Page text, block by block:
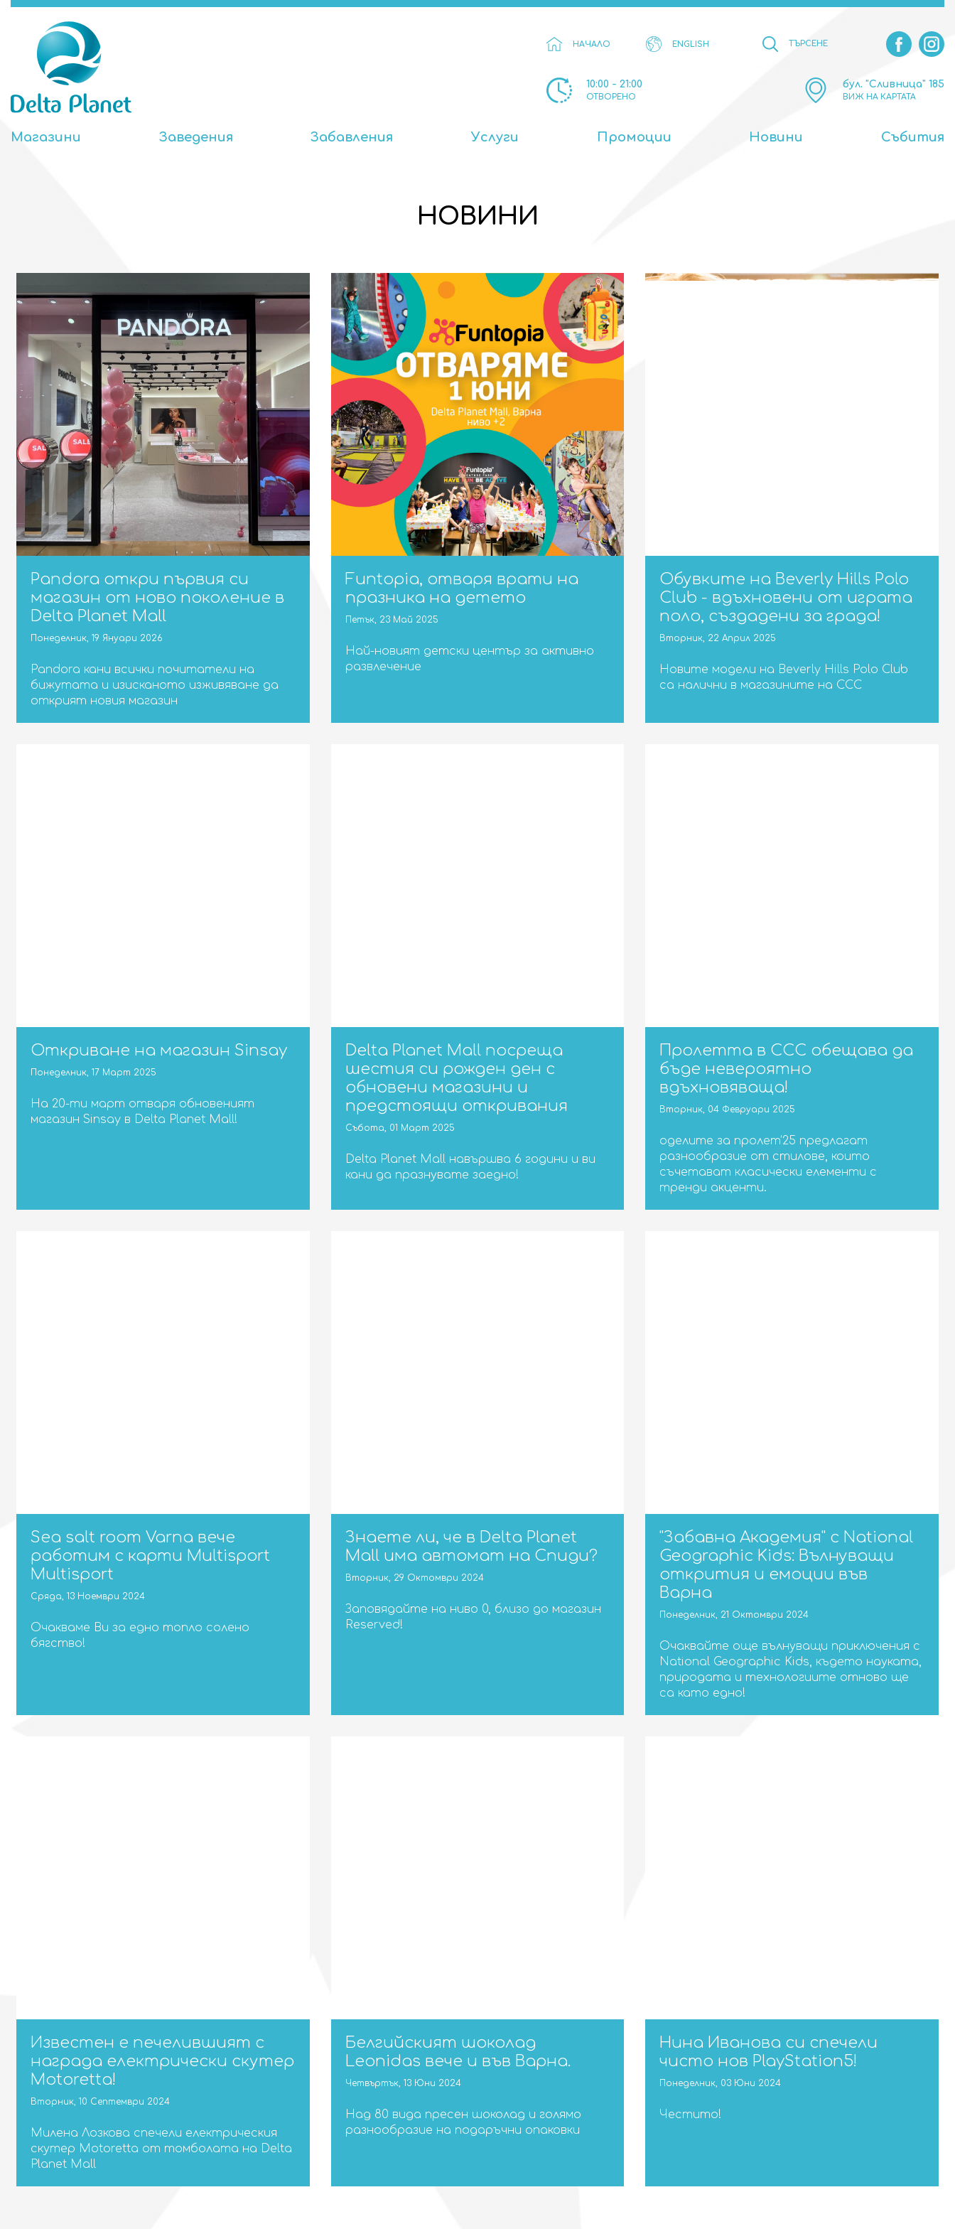
НАЧАЛО ENGLISH ТЪРСЕНЕ
10:00 - 21:00
ОТВОРЕНО
бул. "Сливница" 185
ВИЖ НА КАРТАТА
Магазини Заведения Забавления Услуги Промоции Новини Събития
НОВИНИ
Pandora откри първия си
магазин от ново поколение в
Delta Planet Mall
Понеделник, 19 Януари 2026
Pandora кани всички почитатели на
бижутата и изисканото изживяване да
открият новия магазин
Funtopia, отваря врати на
празника на детето
Петък, 23 Май 2025
Най-новият детски център за активно
развлечение
Обувките на Beverly Hills Polo
Club - вдъхновени от играта
поло, създадени за града!
Вторник, 22 Април 2025
Новите модели на Beverly Hills Polo Club
са налични в магазините на CCC
Откриване на магазин Sinsay
Понеделник, 17 Март 2025
На 20-ти март отваря обновеният
магазин Sinsay в Delta Planet Mall!
Delta Planet Mall посреща
шестия си рожден ден с
обновени магазини и
предстоящи откривания
Събота, 01 Март 2025
Delta Planet Mall навършва 6 години и ви
кани да празнувате заедно!
Пролетта в CCC обещава да
бъде невероятно
вдъхновяваща!
Вторник, 04 Февруари 2025
оделите за пролет’25 предлагат
разнообразие от стилове, които
съчетават класически елементи с
тренди акценти.
Sea salt room Varna вече
работим с карти Multisport
Multisport
Сряда, 13 Ноември 2024
Очакваме Ви за едно топло солено
бягство!
Знаете ли, че в Delta Planet
Mall има автомат на Спиди?
Вторник, 29 Октомври 2024
Заповядайте на ниво 0, близо до магазин
Reserved!
"Забавна Академия" с National
Geographic Kids: Вълнуващи
открития и емоции във
Варна
Понеделник, 21 Октомври 2024
Очаквайте още вълнуващи приключения с
National Geographic Kids, където науката,
природата и технологиите отново ще
са като едно!
Известен е печелившият с
награда електрически скутер
Motoretta!
Вторник, 10 Септември 2024
Милена Лозкова спечели електрическия
скутер Motoretta от томболата на Delta
Planet Mall
Белгийският шоколад
Leonidas вече и във Варна.
Четвъртък, 13 Юни 2024
Над 80 вида пресен шоколад и голямо
разнообразие на подаръчни опаковки
Нина Иванова си спечели
чисто нов PlayStation5!
Понеделник, 03 Юни 2024
Честито!